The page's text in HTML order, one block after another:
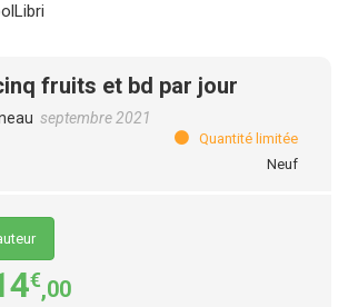
fruits et bd par jour
septembre 2021
Quantité limitée
Neuf
€,00